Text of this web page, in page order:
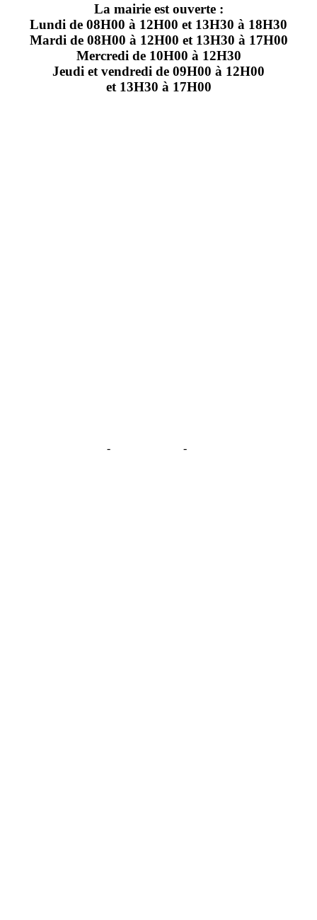
La mairie est ouverte :
Lundi de 08H00 à 12H00 et 13H30 à 18H30
Mardi de 08H00 à 12H00 et 13H30 à 17H00
Mercredi de 10H00 à 12H30
Jeudi et vendredi de 09H00 à 12H00
et 13H30 à 17H00
- -